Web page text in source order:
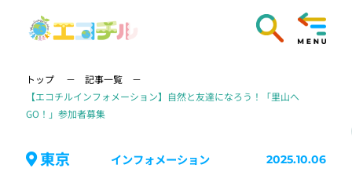
トップ
記事一覧
【エコチルインフォメーション】自然と友達になろう！「里山へ
GO！」参加者募集
東京 インフォメーション 2025.10.06